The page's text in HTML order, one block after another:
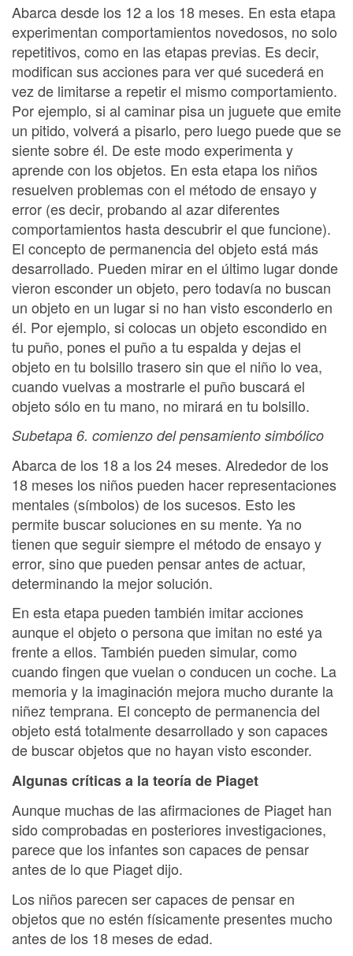
Abarca desde los 12 a los 18 meses. En esta etapa
experimentan comportamientos novedosos, no solo
repetitivos, como en las etapas previas. Es decir,
modifican sus acciones para ver qué sucederá en
vez de limitarse a repetir el mismo comportamiento.
Por ejemplo, si al caminar pisa un juguete que emite
un pitido, volverá a pisarlo, pero luego puede que se
siente sobre él. De este modo experimenta y
aprende con los objetos. En esta etapa los niños
resuelven problemas con el método de ensayo y
error (es decir, probando al azar diferentes
comportamientos hasta descubrir el que funcione).
El concepto de permanencia del objeto está más
desarrollado. Pueden mirar en el último lugar donde
vieron esconder un objeto, pero todavía no buscan
un objeto en un lugar si no han visto esconderlo en
él. Por ejemplo, si colocas un objeto escondido en
tu puño, pones el puño a tu espalda y dejas el
objeto en tu bolsillo trasero sin que el niño lo vea,
cuando vuelvas a mostrarle el puño buscará el
objeto sólo en tu mano, no mirará en tu bolsillo.
Subetapa 6. comienzo del pensamiento simbólico
Abarca de los 18 a los 24 meses. Alrededor de los
18 meses los niños pueden hacer representaciones
mentales (símbolos) de los sucesos. Esto les
permite buscar soluciones en su mente. Ya no
tienen que seguir siempre el método de ensayo y
error, sino que pueden pensar antes de actuar,
determinando la mejor solución.
En esta etapa pueden también imitar acciones
aunque el objeto o persona que imitan no esté ya
frente a ellos. También pueden simular, como
cuando fingen que vuelan o conducen un coche. La
memoria y la imaginación mejora mucho durante la
niñez temprana. El concepto de permanencia del
objeto está totalmente desarrollado y son capaces
de buscar objetos que no hayan visto esconder.
Algunas críticas a la teoría de Piaget
Aunque muchas de las afirmaciones de Piaget han
sido comprobadas en posteriores investigaciones,
parece que los infantes son capaces de pensar
antes de lo que Piaget dijo.
Los niños parecen ser capaces de pensar en
objetos que no estén físicamente presentes mucho
antes de los 18 meses de edad.